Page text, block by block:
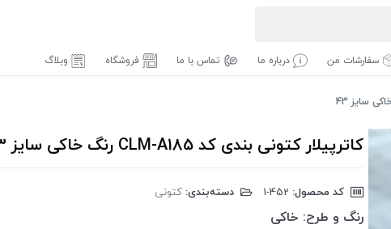
سفارشات من درباره ما تماس با ما فروشگاه وبلاگ
کاترپیلار کتونی بندی کد CLM-A185 رنگ خاکی سایز 43
کد محصول: دسته‌بندی: کتونی
رنگ و طرح: خاکی